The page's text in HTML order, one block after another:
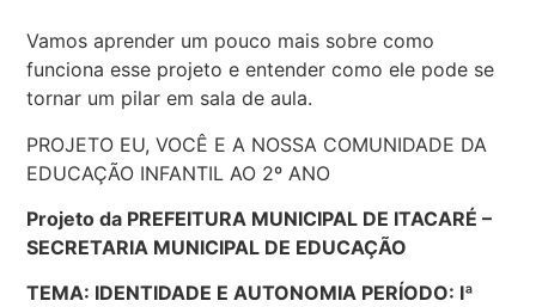
Vamos aprender um pouco mais sobre como
funciona esse projeto e entender como ele pode se
tornar um pilar em sala de aula.
PROJETO EU, VOCÊ E A NOSSA COMUNIDADE DA
EDUCAÇÃO INFANTIL AO 2º ANO
Projeto da PREFEITURA MUNICIPAL DE ITACARÉ –
SECRETARIA MUNICIPAL DE EDUCAÇÃO
TEMA: IDENTIDADE E AUTONOMIA PERÍODO: Iª